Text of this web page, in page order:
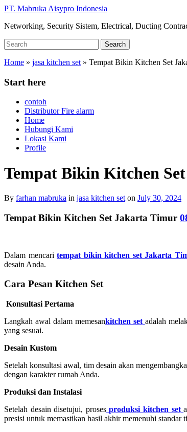
Skip
main
PT. Mabruka Aisypro Indonesia
Networking, Security Sistem, Electrical, Ducting
Search
for:
Search
Home » jasa kitchen set » Tempat Bikin Kitchen Set
Start here
contoh
Distributor Fire alarm
Home
Hubungi Kami
Lokasi Kami
Profile
Tempat Bikin Kitchen
By farhan mabruka in jasa kitchen set on July 30, 2024
Tempat Bikin Kitchen Set Jakarta Timur
Dalam mencari tempat bikin kitchen set Jakarta
desain Anda.
Cara Pesan Kitchen Set
Konsultasi Pertama
Langkah awal dalam memesankitchen set adalah
yang sesuai.
Desain Kustom
Setelah konsultasi awal, tim desain akan
dengan karakter rumah Anda.
Produksi dan Instalasi
Setelah desain disetujui, proses produksi kitchen set
presisi untuk memastikan hasil akhir memenuhi standar